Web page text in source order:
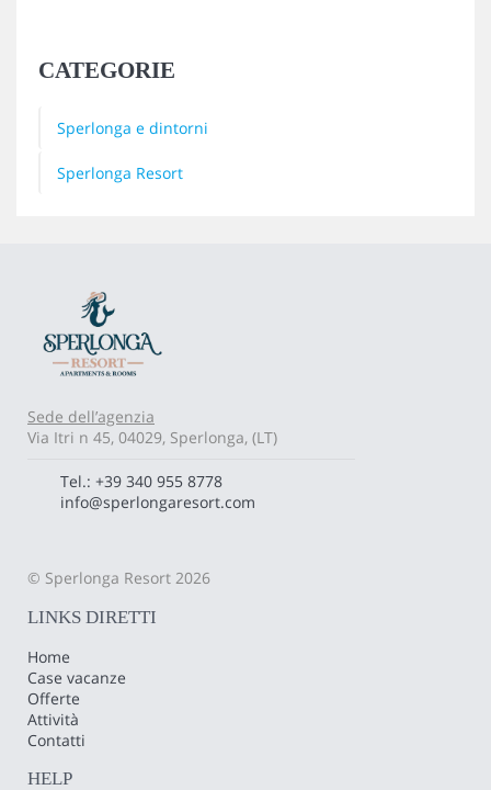
CATEGORIE
Sperlonga e dintorni
Sperlonga Resort
Sede dell’agenzia
Via Itri n 45, 04029, Sperlonga, (LT)
Tel.: +39 340 955 8778
info@sperlongaresort.com
© Sperlonga Resort 2026
LINKS DIRETTI
Home
Case vacanze
Offerte
Attività
Contatti
HELP